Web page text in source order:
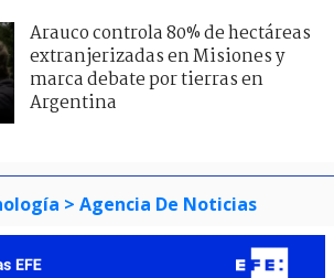
Arauco controla 80% de hectáreas
extranjerizadas en Misiones y
marca debate por tierras en
Argentina
> Agencia De Noticias